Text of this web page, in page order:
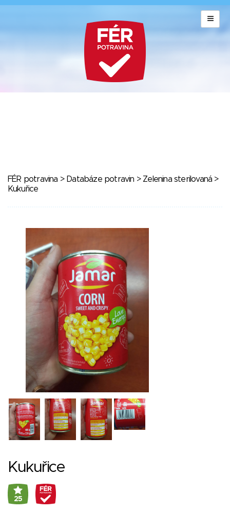
FÉR potravina > Databáze potravin > Zelenina sterilovaná >
Kukuřice
Kukuřice
25